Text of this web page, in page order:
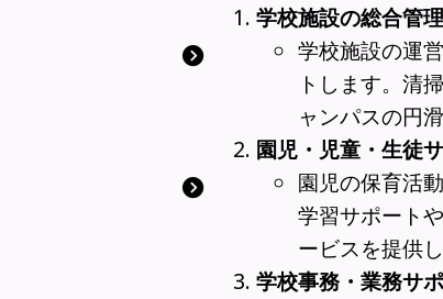
学校施設の総合管
学校施設の運
トします。清
ャンパスの円
園児・児童・生徒
園児の保育活
学習サポート
ービスを提供
学校事務・業務サ